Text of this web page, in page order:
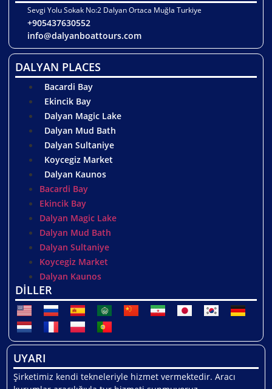
Sevgi Yolu Sokak No:2 Dalyan Ortaca Muğla Turkiye
+905437630552
info@dalyanboattours.com
DALYAN PLACES
Bacardi Bay
Ekincik Bay
Dalyan Magic Lake
Dalyan Mud Bath
Dalyan Sultaniye
Koycegiz Market
Dalyan Kaunos
Bacardi Bay
Ekincik Bay
Dalyan Magic Lake
Dalyan Mud Bath
Dalyan Sultaniye
Koycegiz Market
Dalyan Kaunos
DİLLER
UYARI
Şirketimiz kendi tekneleriyle hizmet vermektedir. Aracı